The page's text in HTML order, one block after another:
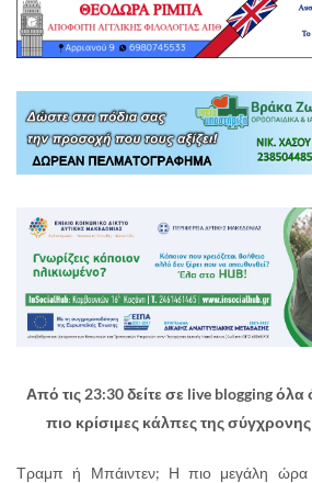
Από τις 23:30 δείτε σε live blogging
πιο κρίσιμες κάλπες της
Τραμπ ή Μπάιντεν; Η πιο μεγάλη ώρα